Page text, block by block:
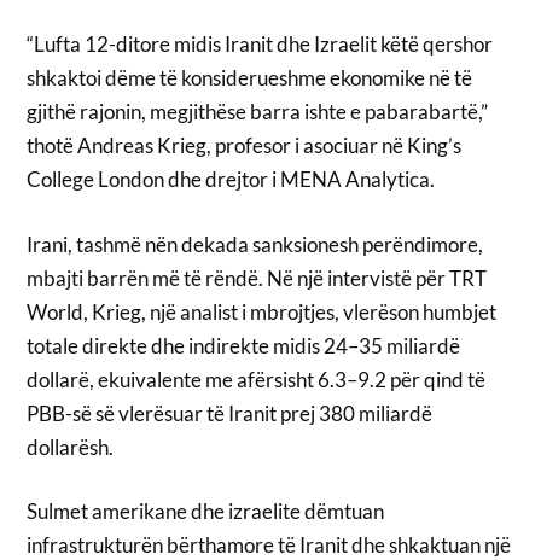
“Lufta 12-ditore midis Iranit dhe Izraelit këtë qershor
shkaktoi dëme të konsiderueshme ekonomike në të
gjithë rajonin, megjithëse barra ishte e pabarabartë,”
thotë Andreas Krieg, profesor i asociuar në King’s
College London dhe drejtor i MENA Analytica.
Irani, tashmë nën dekada sanksionesh perëndimore,
mbajti barrën më të rëndë. Në një intervistë për TRT
World, Krieg, një analist i mbrojtjes, vlerëson humbjet
totale direkte dhe indirekte midis 24–35 miliardë
dollarë, ekuivalente me afërsisht 6.3–9.2 për qind të
PBB-së së vlerësuar të Iranit prej 380 miliardë
dollarësh.
Sulmet amerikane dhe izraelite dëmtuan
infrastrukturën bërthamore të Iranit dhe shkaktuan një